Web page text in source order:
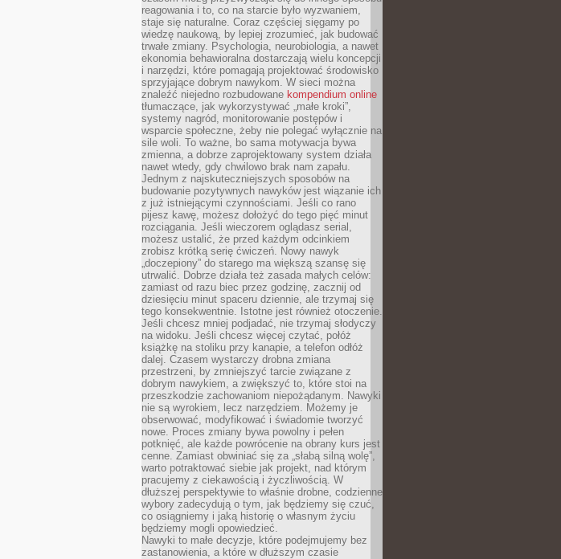
reagowania i to, co na starcie było wyzwaniem,
staje się naturalne. Coraz częściej sięgamy po
wiedzę naukową, by lepiej zrozumieć, jak budować
trwałe zmiany. Psychologia, neurobiologia, a nawet
ekonomia behawioralna dostarczają wielu koncepcji
i narzędzi, które pomagają projektować środowisko
sprzyjające dobrym nawykom. W sieci można
znaleźć niejedno rozbudowane kompendium online
tłumaczące, jak wykorzystywać „małe kroki”,
systemy nagród, monitorowanie postępów i
wsparcie społeczne, żeby nie polegać wyłącznie na
sile woli. To ważne, bo sama motywacja bywa
zmienna, a dobrze zaprojektowany system działa
nawet wtedy, gdy chwilowo brak nam zapału.
Jednym z najskuteczniejszych sposobów na
budowanie pozytywnych nawyków jest wiązanie ich
z już istniejącymi czynnościami. Jeśli co rano
pijesz kawę, możesz dołożyć do tego pięć minut
rozciągania. Jeśli wieczorem oglądasz serial,
możesz ustalić, że przed każdym odcinkiem
zrobisz krótką serię ćwiczeń. Nowy nawyk
„doczepiony” do starego ma większą szansę się
utrwalić. Dobrze działa też zasada małych celów:
zamiast od razu biec przez godzinę, zacznij od
dziesięciu minut spaceru dziennie, ale trzymaj się
tego konsekwentnie. Istotne jest również otoczenie.
Jeśli chcesz mniej podjadać, nie trzymaj słodyczy
na widoku. Jeśli chcesz więcej czytać, połóż
książkę na stoliku przy kanapie, a telefon odłóż
dalej. Czasem wystarczy drobna zmiana
przestrzeni, by zmniejszyć tarcie związane z
dobrym nawykiem, a zwiększyć to, które stoi na
przeszkodzie zachowaniom niepożądanym. Nawyki
nie są wyrokiem, lecz narzędziem. Możemy je
obserwować, modyfikować i świadomie tworzyć
nowe. Proces zmiany bywa powolny i pełen
potknięć, ale każde powrócenie na obrany kurs jest
cenne. Zamiast obwiniać się za „słabą silną wolę”,
warto potraktować siebie jak projekt, nad którym
pracujemy z ciekawością i życzliwością. W
dłuższej perspektywie to właśnie drobne, codzienne
wybory zadecydują o tym, jak będziemy się czuć,
co osiągniemy i jaką historię o własnym życiu
będziemy mogli opowiedzieć.
Nawyki to małe decyzje, które podejmujemy bez
zastanowienia, a które w dłuższym czasie